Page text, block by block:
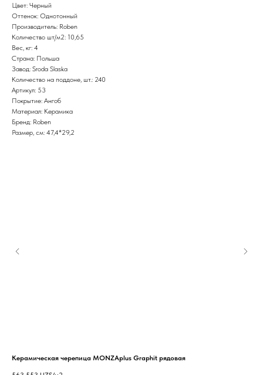
Цвет: Черный
Оттенок: Однотонный
Производитель: Roben
Количество шт/м2: 10,65
Вес, кг: 4
Страна: Польша
Завод: Sroda Slaska
Количество на поддоне, шт.: 240
Артикул: 53
Покрытие: Ангоб
Материал: Керамика
Бренд: Roben
Размер, см: 47,4*29,2
Керамическая черепица MONZAplus Graphit рядовая